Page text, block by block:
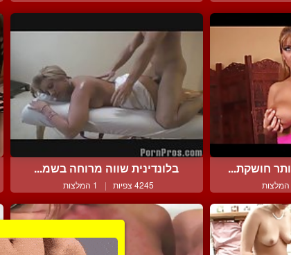
חושקת... בלונדינית שווה מרוחה בשמ...
4245 צפיות | 1 המלצות